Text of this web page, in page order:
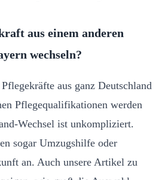
aus einem anderen
wechseln?
aus ganz Deutschland
Pflegequalifikationen werden
Wechsel ist unkompliziert.
sogar Umzugshilfe oder
an. Auch unsere Artikel zu